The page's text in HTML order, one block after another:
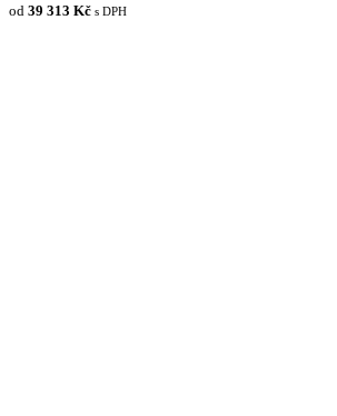
od 39 313 Kč s DPH